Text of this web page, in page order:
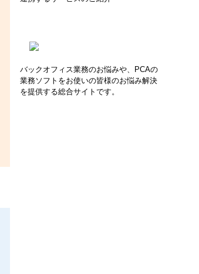
バックオフィス業務のお悩みや、PCAの
業務ソフトをお使いの皆様のお悩み解決
を提供する総合サイトです。